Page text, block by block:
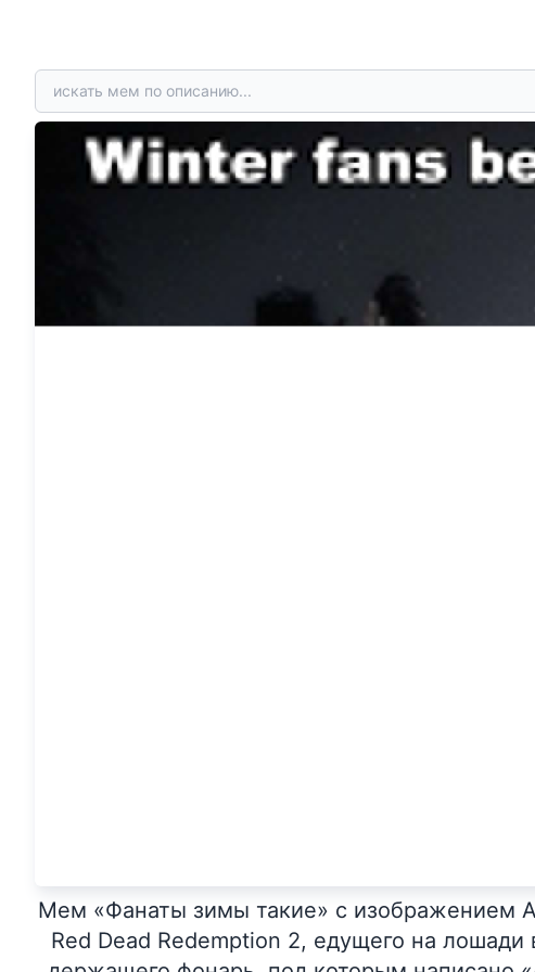
Мем «Фанаты зимы такие» с изображением
Red Dead Redemption 2, едущего на